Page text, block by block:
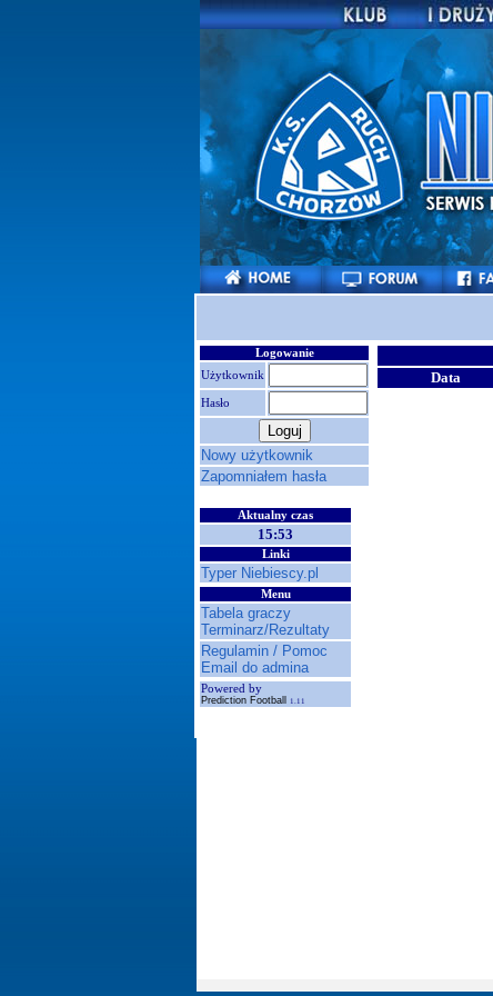
Logowanie
Użytkownik
Hasło
Nowy użytkownik
Zapomniałem hasła
Aktualny czas
15:53
Linki
Typer Niebiescy.pl
Menu
Tabela graczy
Terminarz/Rezultaty
Regulamin / Pomoc
Email do admina
Powered by
Prediction Football 1.11
Data